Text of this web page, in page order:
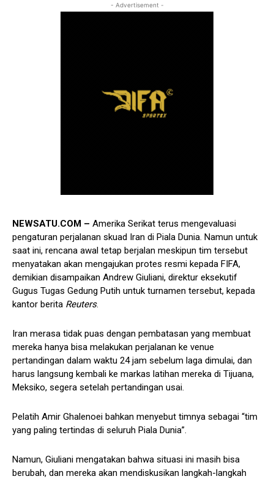
- Advertisement -
NEWSATU.COM – Amerika Serikat terus mengevaluasi
pengaturan perjalanan skuad Iran di Piala Dunia. Namun untuk
saat ini, rencana awal tetap berjalan meskipun tim tersebut
menyatakan akan mengajukan protes resmi kepada FIFA,
demikian disampaikan Andrew Giuliani, direktur eksekutif
Gugus Tugas Gedung Putih untuk turnamen tersebut, kepada
kantor berita Reuters.
Iran merasa tidak puas dengan pembatasan yang membuat
mereka hanya bisa melakukan perjalanan ke venue
pertandingan dalam waktu 24 jam sebelum laga dimulai, dan
harus langsung kembali ke markas latihan mereka di Tijuana,
Meksiko, segera setelah pertandingan usai.
Pelatih Amir Ghalenoei bahkan menyebut timnya sebagai “tim
yang paling tertindas di seluruh Piala Dunia”.
Namun, Giuliani mengatakan bahwa situasi ini masih bisa
berubah, dan mereka akan mendiskusikan langkah-langkah